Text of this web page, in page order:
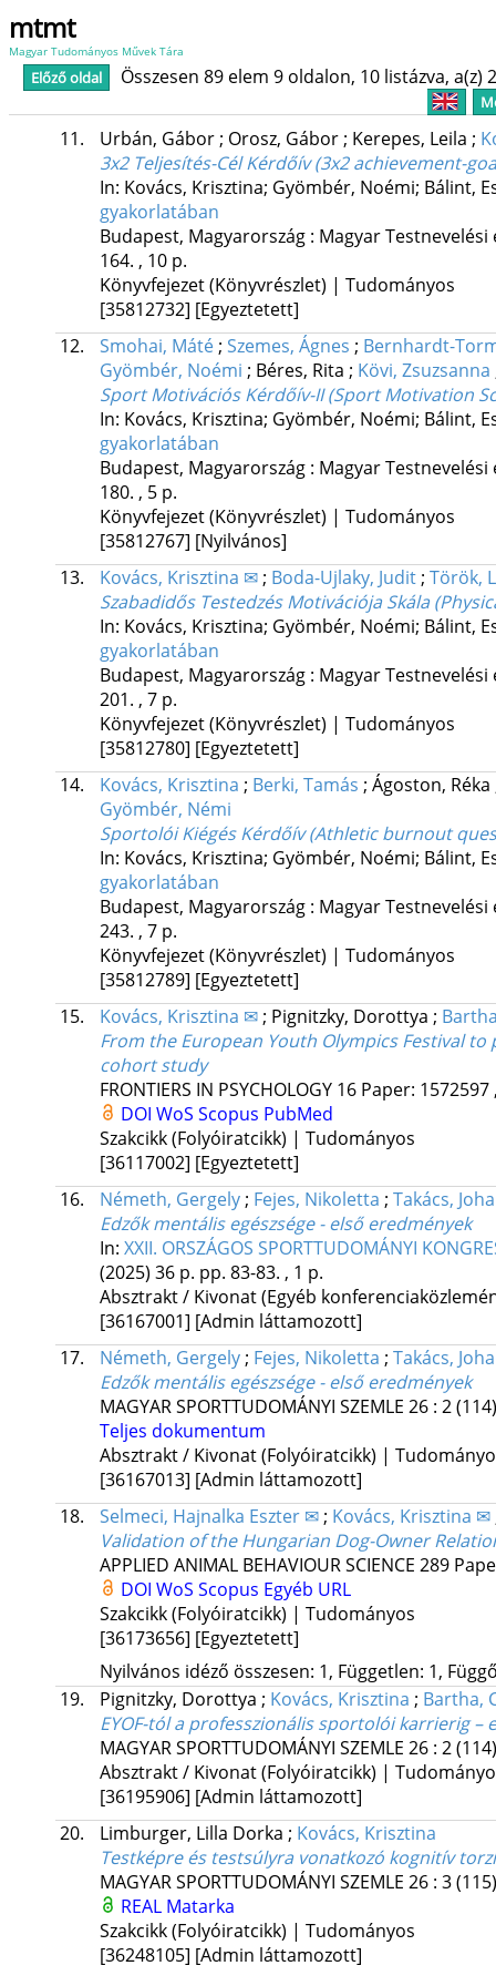
mtmt
Magyar Tudományos Művek Tára
Előző oldal Összesen 89 elem 9 oldalon, 10 listázva, a(z)
11. Urbán, Gábor; Orosz, Gábor; Kerepes, Leila ;
3x2 Teljesítés-Cél Kérdőív (3x2 achievement-
In: Kovács, Krisztina; Gyömbér, Noémi; Bálint,
gyakorlatában
Budapest, Magyarország : Magyar
164. , 10 p.
Könyvfejezet (Könyvrészlet) | Tudományos
[35812732] [Egyeztetett]
12.
Smohai, Máté; Szemes, Ágnes ; Bernhardt-
Gyömbér, Noémi ; Béres, Rita ; Kövi, Zsuzsanna
Sport Motivációs Kérdőív-II (Sport Motivation
In: Kovács, Krisztina; Gyömbér, Noémi; Bálint,
gyakorlatában
Budapest, Magyarország : Magyar
180. , 5 p.
Könyvfejezet (Könyvrészlet) | Tudományos
[35812767] [Nyilvános]
13.
Kovács, Krisztina ✉; Boda-Ujlaky, Judit; Török,
Szabadidős Testedzés Motivációja Skála
In: Kovács, Krisztina; Gyömbér, Noémi; Bálint,
gyakorlatában
Budapest, Magyarország : Magyar
201. , 7 p.
Könyvfejezet (Könyvrészlet) | Tudományos
[35812780] [Egyeztetett]
14.
Kovács, Krisztina ; Berki, Tamás ; Ágoston, Réka
Gyömbér, Némi
Sportolói Kiégés Kérdőív (Athletic burnout
In: Kovács, Krisztina; Gyömbér, Noémi; Bálint,
gyakorlatában
Budapest, Magyarország : Magyar
243. , 7 p.
Könyvfejezet (Könyvrészlet) | Tudományos
[35812789] [Egyeztetett]
15.
Kovács, Krisztina ✉; Pignitzky, Dorottya ;
From the European Youth Olympics Festival
cohort study
FRONTIERS IN PSYCHOLOGY 16 Paper:
DOI WoS Scopus PubMed
Szakcikk (Folyóiratcikk) | Tudományos
[36117002] [Egyeztetett]
16.
Németh, Gergely; Fejes, Nikoletta ; Takács,
Edzők mentális egészsége - első eredmények
In: XXII. ORSZÁGOS SPORTTUDOMÁNYI
(2025) 36 p. pp. 83-83. , 1 p.
Absztrakt / Kivonat (Egyéb
[36167001] [Admin láttamozott]
17.
Németh, Gergely; Fejes, Nikoletta ; Takács,
Edzők mentális egészsége - első eredmények
MAGYAR SPORTTUDOMÁNYI SZEMLE 26: 2 (114)
Teljes dokumentum
Absztrakt / Kivonat (Folyóiratcikk) |
[36167013] [Admin láttamozott]
18.
Selmeci, Hajnalka Eszter ✉; Kovács, Krisztina ✉
Validation of the Hungarian Dog-Owner
APPLIED ANIMAL BEHAVIOUR SCIENCE 289
DOI WoS Scopus Egyéb URL
Szakcikk (Folyóiratcikk) | Tudományos
[36173656] [Egyeztetett]
Nyilvános idéző összesen: 1, Független: 1,
19.
Pignitzky, Dorottya ; Kovács, Krisztina ; Bartha,
EYOF-tól a professzionális sportolói karrierig
MAGYAR SPORTTUDOMÁNYI SZEMLE 26: 2 (114)
Absztrakt / Kivonat (Folyóiratcikk) |
[36195906] [Admin láttamozott]
20.
Limburger, Lilla Dorka ; Kovács, Krisztina
Testképre és testsúlyra vonatkozó kognitív
MAGYAR SPORTTUDOMÁNYI SZEMLE 26: 3 (115)
REAL Matarka
Szakcikk (Folyóiratcikk) | Tudományos
[36248105] [Admin láttamozott]